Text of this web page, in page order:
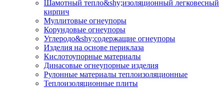
Шамотный тепло&shy;изоляционный легковесный
кирпич
Муллитовые огнеупоры
Корундовые огнеупоры
Углеродо&shy;содержащие огнеупоры
Изделия на основе периклаза
Кислотоупорные материалы
Динасовые огнеупорные изделия
Рулонные материалы теплоизоляционные
Тепло­изоляционные плиты